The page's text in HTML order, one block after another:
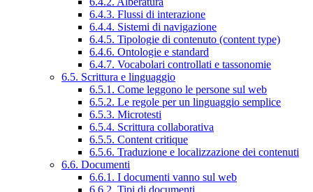
6.4.3. Flussi di interazione
6.4.4. Sistemi di navigazione
6.4.5. Tipologie di contenuto (content type)
6.4.6. Ontologie e standard
6.4.7. Vocabolari controllati e tassonomie
6.5. Scrittura e linguaggio
6.5.1. Come leggono le persone sul web
6.5.2. Le regole per un linguaggio semplice
6.5.3. Microtesti
6.5.4. Scrittura collaborativa
6.5.5. Content critique
6.5.6. Traduzione e localizzazione dei contenuti
6.6. Documenti
6.6.1. I documenti vanno sul web
6.6.2. Tipi di documenti